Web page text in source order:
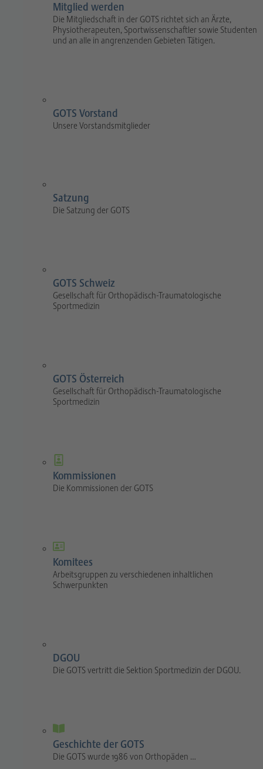
Mitglied werden
Die Mitgliedschaft in der GOTS richtet sich an Ärzte,
Physiotherapeuten, Sportwissenschaftler sowie Studenten
und an alle in angrenzenden Gebieten Tätigen.
GOTS Vorstand
Unsere Vorstandsmitglieder
Satzung
Die Satzung der GOTS
GOTS Schweiz
Gesellschaft für Orthopädisch-Traumatologische
Sportmedizin
GOTS Österreich
Gesellschaft für Orthopädisch-Traumatologische
Sportmedizin
Kommissionen
Die Kommissionen der GOTS
Komitees
Arbeitsgruppen zu verschiedenen inhaltlichen
Schwerpunkten
DGOU
Die GOTS vertritt die Sektion Sportmedizin der DGOU.
Geschichte der GOTS
Die GOTS wurde 1986 von Orthopäden …